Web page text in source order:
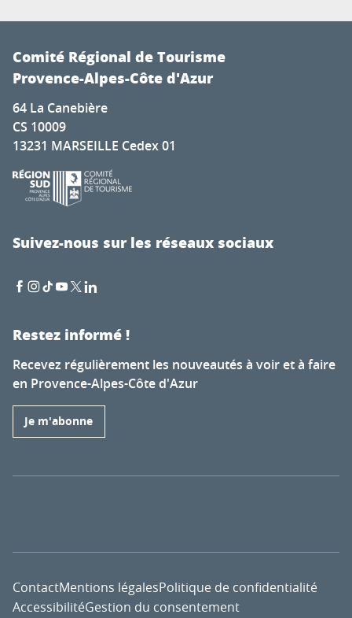
Comité Régional de Tourisme
Provence-Alpes-Côte d'Azur
64 La Canebière
CS 10009
13231 MARSEILLE Cedex 01
Suivez-nous sur les réseaux sociaux
Restez informé !
Recevez régulièrement les nouveautés à voir et à faire
en Provence-Alpes-Côte d'Azur
Je m'abonne
ContactMentions légalesPolitique de confidentialité
AccessibilitéGestion du consentement